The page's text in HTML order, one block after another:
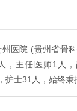
医院 (贵州省骨
，主任医师1人，
护士31人，始终秉